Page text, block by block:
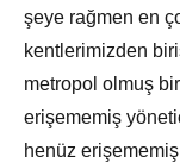
şeye rağmen en
kentlerimizden
metropol olmuş
erişememiş
henüz